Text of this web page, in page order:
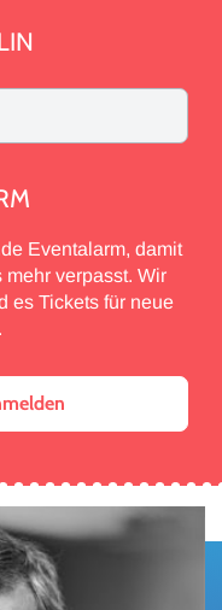
Eventalarm, damit
verpasst. Wir
es Tickets für neue